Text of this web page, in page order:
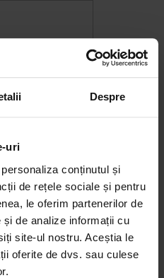
Despre
uri
conținutul și
de rețele sociale și pentru
le oferim partenerilor de
de analize informații cu
site-ul nostru. Aceștia le
oferite de dvs. sau culese
60